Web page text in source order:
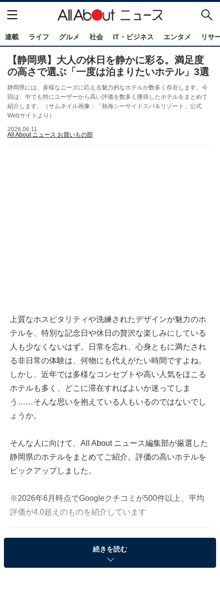
連載 ライフ グルメ 社会 IT・ビジネス エンタメ リサ
【静岡県】大人の休日を静かに彩る。満足度
の高さで選ぶ「一度は泊まりたいホテル」3選
静岡県には、多様なニーズに応える魅力的なホテルが数多く存在します。今
回は、中でも特にユーザーから高い評価を数多く獲得したホテルをまとめて
紹介します。（サムネイル画像：「熱海シーサイドスパ＆リゾート」公式
Webサイトより）
2026.06.11
All About ニュース お買いもの部
上質なホスピタリティや洗練されたデザインが魅力のホ
テルを、特別な記念日や休日の贅沢な楽しみにしている
人も少なくないはず。日常を忘れ、心身ともに満たされ
る非日常の体験は、何物にも代えがたい時間ですよね。
しかし、近年では多様なコンセプトや高い人気をほこる
ホテルも多く、どこに滞在すればよいか迷ってしま
う……そんな思いを抱えている人もいるのではないでし
ょうか。
そんな人に向けて、All About ニュース編集部が厳選した
静岡県のホテルをまとめてご紹介。評価の高いホテルを
ピックアップしました。
※2026年6月時点でGoogleクチコミが500件以上、平均
評価が4.0超えのものを紹介しています
続きを読む